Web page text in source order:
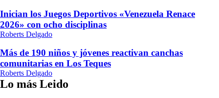
Inician los Juegos Deportivos «Venezuela Renace
2026» con ocho disciplinas
Roberts Delgado
Más de 190 niños y jóvenes reactivan canchas
comunitarias en Los Teques
Roberts Delgado
Lo más Leido